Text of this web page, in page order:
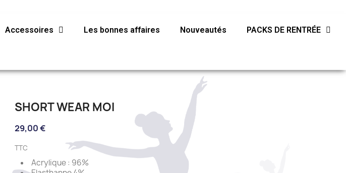
Accessoires Les bonnes affaires Nouveautés PACKS DE RENTRÉE
SHORT WEAR MOI
29,00 €
TTC
Acrylique : 96%